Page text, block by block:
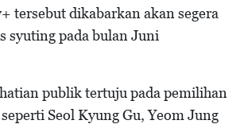
tersebut dikabarkan akan segera
syuting pada bulan Juni
publik tertuju pada pemilihan
Seol Kyung Gu, Yeom Jung